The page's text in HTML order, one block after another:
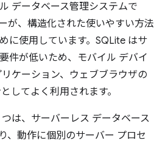
データベース管理システムで
が、構造化された使いやすい方法
に使用しています。SQLite はサ
件が低いため、モバイル デバイ
ケーション、ウェブブラウザの
してよく利用されます。
は、サーバーレス データベース
、動作に個別のサーバー プロセ